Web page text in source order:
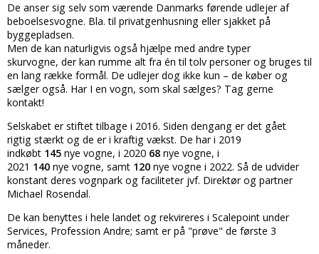
De anser sig selv som værende Danmarks førende udlejer af
beboelsesvogne. Bla. til privatgenhusning eller sjakket på
byggepladsen.
Men de kan naturligvis også hjælpe med andre typer
skurvogne, der kan rumme alt fra én til tolv personer og bruges til
en lang række formål. De udlejer dog ikke kun – de køber og
sælger også. Har I en vogn, som skal sælges? Tag gerne
kontakt!
Selskabet er stiftet tilbage i 2016. Siden dengang er det gået
rigtig stærkt og de er i kraftig vækst. De har i 2019
indkøbt 145 nye vogne, i 2020 68 nye vogne, i
2021 140 nye vogne, samt 120 nye vogne i 2022. Så de udvider
konstant deres vognpark og faciliteter jvf. Direktør og partner
Michael Rosendal.
De kan benyttes i hele landet og rekvireres i Scalepoint under
Services, Profession Andre; samt er på "prøve" de første 3
måneder.